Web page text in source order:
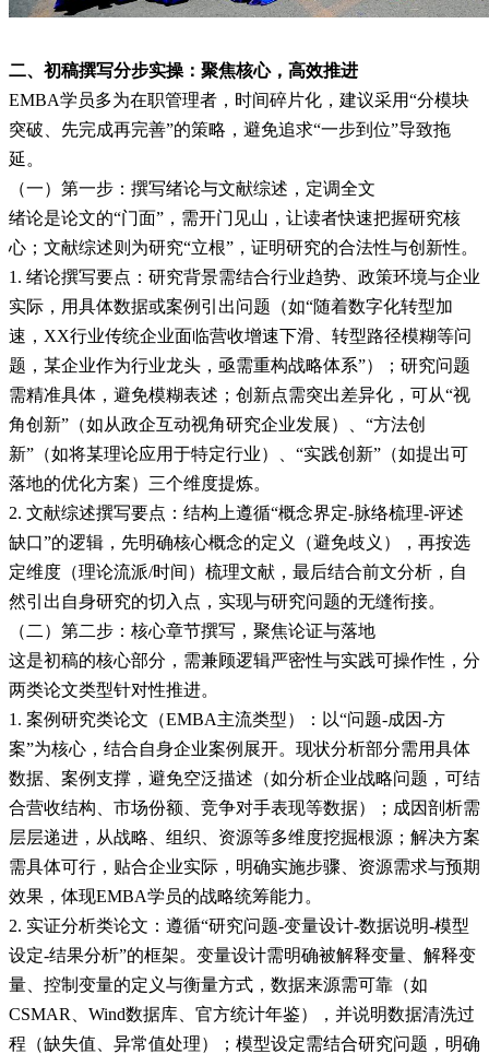
二、初稿撰写分步实操：聚焦核心，高效推进
EMBA学员多为在职管理者，时间碎片化，建议采用“分模块
突破、先完成再完善”的策略，避免追求“一步到位”导致拖
延。
（一）第一步：撰写绪论与文献综述，定调全文
绪论是论文的“门面”，需开门见山，让读者快速把握研究核
心；文献综述则为研究“立根”，证明研究的合法性与创新性。
1. 绪论撰写要点：研究背景需结合行业趋势、政策环境与企业
实际，用具体数据或案例引出问题（如“随着数字化转型加
速，XX行业传统企业面临营收增速下滑、转型路径模糊等问
题，某企业作为行业龙头，亟需重构战略体系”）；研究问题
需精准具体，避免模糊表述；创新点需突出差异化，可从“视
角创新”（如从政企互动视角研究企业发展）、“方法创
新”（如将某理论应用于特定行业）、“实践创新”（如提出可
落地的优化方案）三个维度提炼。
2. 文献综述撰写要点：结构上遵循“概念界定-脉络梳理-评述
缺口”的逻辑，先明确核心概念的定义（避免歧义），再按选
定维度（理论流派/时间）梳理文献，最后结合前文分析，自
然引出自身研究的切入点，实现与研究问题的无缝衔接。
（二）第二步：核心章节撰写，聚焦论证与落地
这是初稿的核心部分，需兼顾逻辑严密性与实践可操作性，分
两类论文类型针对性推进。
1. 案例研究类论文（EMBA主流类型）：以“问题-成因-方
案”为核心，结合自身企业案例展开。现状分析部分需用具体
数据、案例支撑，避免空泛描述（如分析企业战略问题，可结
合营收结构、市场份额、竞争对手表现等数据）；成因剖析需
层层递进，从战略、组织、资源等多维度挖掘根源；解决方案
需具体可行，贴合企业实际，明确实施步骤、资源需求与预期
效果，体现EMBA学员的战略统筹能力。
2. 实证分析类论文：遵循“研究问题-变量设计-数据说明-模型
设定-结果分析”的框架。变量设计需明确被解释变量、解释变
量、控制变量的定义与衡量方式，数据来源需可靠（如
CSMAR、Wind数据库、官方统计年鉴），并说明数据清洗过
程（缺失值、异常值处理）；模型设定需结合研究问题，明确